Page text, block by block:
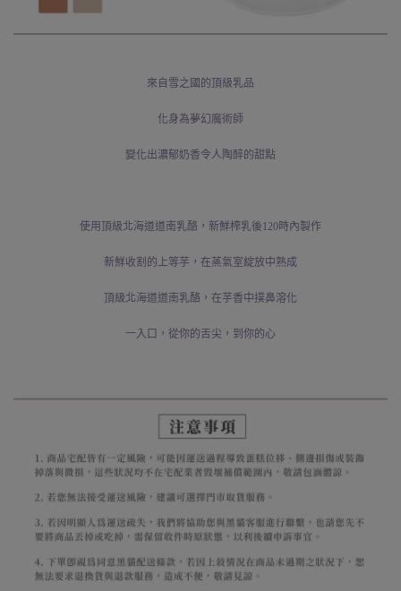
來自雪之國的頂級乳品
化身為夢幻魔術師
變化出濃郁奶香令人陶醉的甜點
使用頂級北海道道南乳酪，新鮮榨乳後120時內製作
新鮮收割的上等芋，在蒸氣室綻放中熟成
頂級北海道道南乳酪，在芋香中撲鼻溶化
一入口，從你的舌尖，到你的心